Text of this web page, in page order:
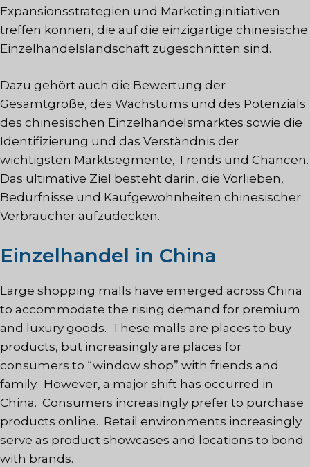
Expansionsstrategien und Marketinginitiativen
treffen können, die auf die einzigartige chinesische
Einzelhandelslandschaft zugeschnitten sind.
Dazu gehört auch die Bewertung der
Gesamtgröße, des Wachstums und des Potenzials
des chinesischen Einzelhandelsmarktes sowie die
Identifizierung und das Verständnis der
wichtigsten Marktsegmente, Trends und Chancen.
Das ultimative Ziel besteht darin, die Vorlieben,
Bedürfnisse und Kaufgewohnheiten chinesischer
Verbraucher aufzudecken.
Einzelhandel in China
Large shopping malls have emerged across China
to accommodate the rising demand for premium
and luxury goods. These malls are places to buy
products, but increasingly are places for
consumers to “window shop” with friends and
family. However, a major shift has occurred in
China. Consumers increasingly prefer to purchase
products online. Retail environments increasingly
serve as product showcases and locations to bond
with brands.